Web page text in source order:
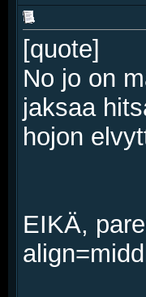
[quote]
No jo on
jaksaa
hojon
EIKÄ,